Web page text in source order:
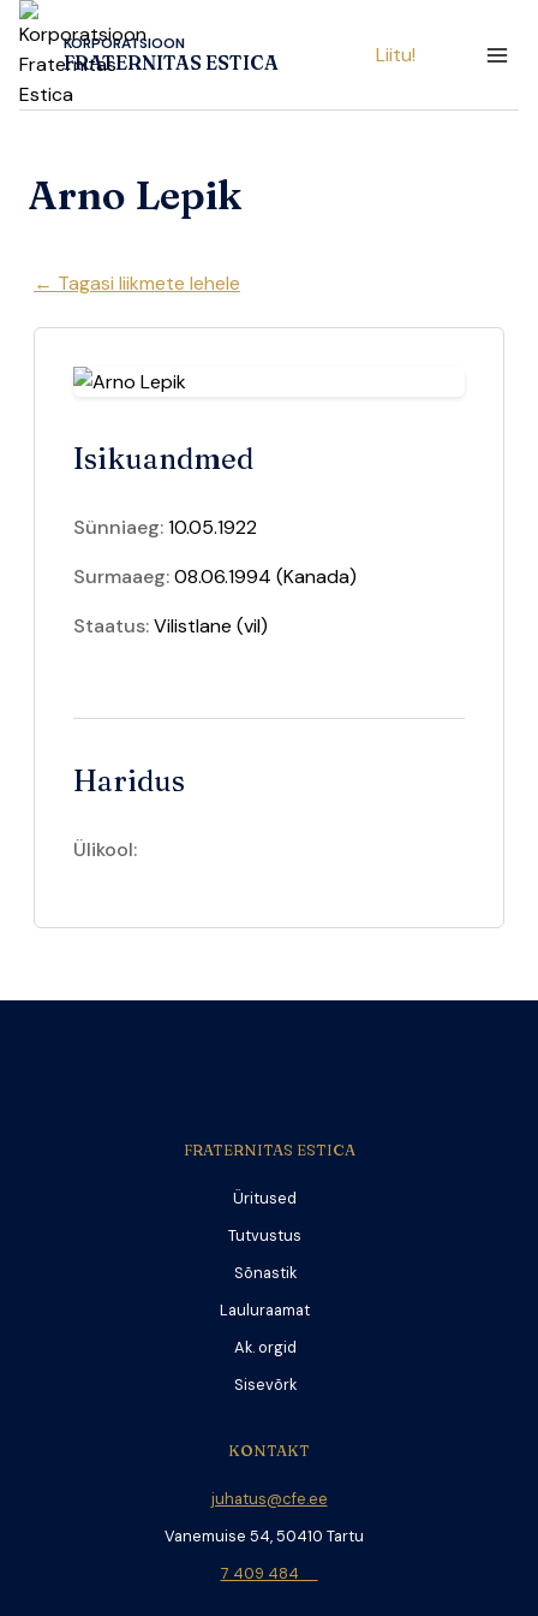
Skip
content
KORPORATSIOON
FRATERNITAS ESTICA Liitu!
Arno Lepik
← Tagasi liikmete lehele
Isikuandmed
Sünniaeg:10.05.1922
Surmaaeg:08.06.1994 (Kanada)
Staatus:Vilistlane (vil)
Haridus
Ülikool:
FRATERNITAS ESTICA
Üritused
Tutvustus
Sõnastik
Lauluraamat
Ak. orgid
Sisevõrk
KONTAKT
juhatus@cfe.ee
Vanemuise 54, 50410 Tartu
7 409 484